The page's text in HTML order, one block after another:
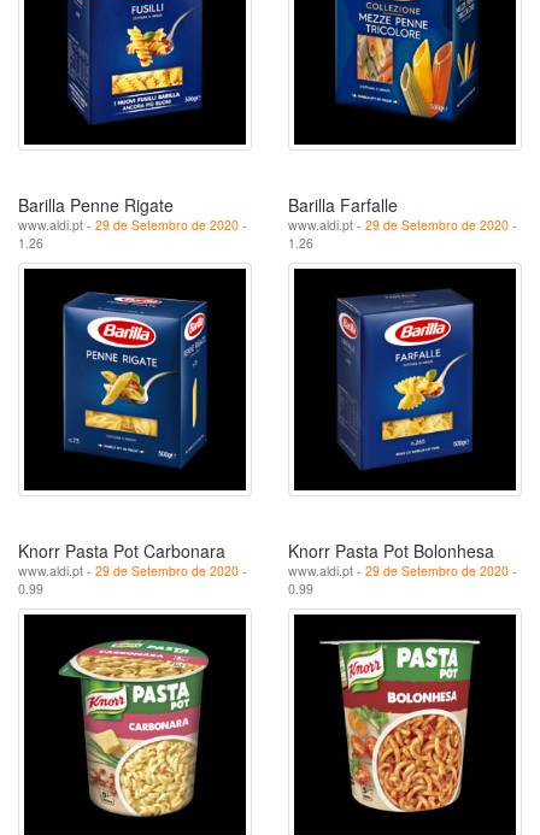
Barilla Penne Rigate
www.aldi.pt - 29 de Setembro de 2020 -
1.26
Barilla Farfalle
www.aldi.pt - 29 de Setembro de 2020 -
1.26
Knorr Pasta Pot Carbonara
www.aldi.pt - 29 de Setembro de 2020 -
0.99
Knorr Pasta Pot Bolonhesa
www.aldi.pt - 29 de Setembro de 2020 -
0.99